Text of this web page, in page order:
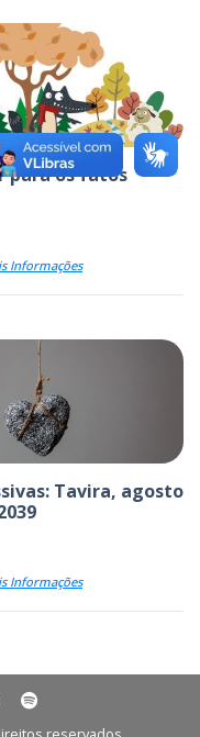
para os fatos
Informações
Tavira, agosto
Informações